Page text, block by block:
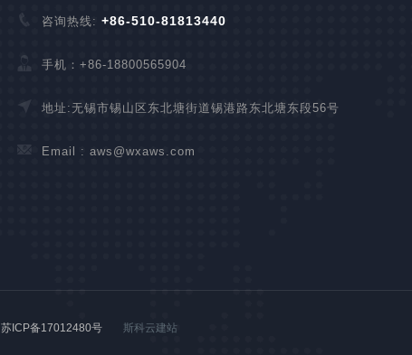
咨询热线: +86-510-81813440
手机：+86-18800565904
地址:无锡市锡山区东北塘街道锡港路东北塘东段56号
Email : aws@wxaws.com
苏ICP备17012480号 斯科云建站